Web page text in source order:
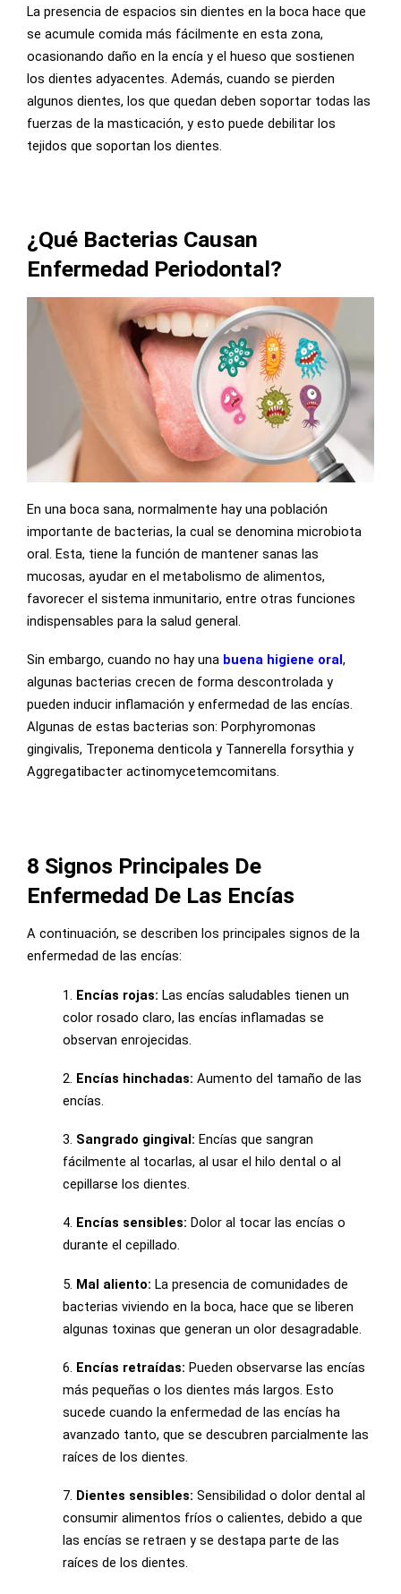
La presencia de espacios sin dientes en la boca hace que
se acumule comida más fácilmente en esta zona,
ocasionando daño en la encía y el hueso que sostienen
los dientes adyacentes. Además, cuando se pierden
algunos dientes, los que quedan deben soportar todas las
fuerzas de la masticación, y esto puede debilitar los
tejidos que soportan los dientes.
¿Qué Bacterias Causan
Enfermedad Periodontal?
En una boca sana, normalmente hay una población
importante de bacterias, la cual se denomina microbiota
oral. Esta, tiene la función de mantener sanas las
mucosas, ayudar en el metabolismo de alimentos,
favorecer el sistema inmunitario, entre otras funciones
indispensables para la salud general.
Sin embargo, cuando no hay una buena higiene oral ,
algunas bacterias crecen de forma descontrolada y
pueden inducir inflamación y enfermedad de las encías.
Algunas de estas bacterias son: Porphyromonas
gingivalis, Treponema denticola y Tannerella forsythia y
Aggregatibacter actinomycetemcomitans.
8 Signos Principales De
Enfermedad De Las Encías
A continuación, se describen los principales signos de la
enfermedad de las encías:
1. Encías rojas: Las encías saludables tienen un
color rosado claro, las encías inflamadas se
observan enrojecidas.
2. Encías hinchadas: Aumento del tamaño de las
encías.
3. Sangrado gingival: Encías que sangran
fácilmente al tocarlas, al usar el hilo dental o al
cepillarse los dientes.
4. Encías sensibles: Dolor al tocar las encías o
durante el cepillado.
5. Mal aliento: La presencia de comunidades de
bacterias viviendo en la boca, hace que se liberen
algunas toxinas que generan un olor desagradable.
6. Encías retraídas: Pueden observarse las encías
más pequeñas o los dientes más largos. Esto
sucede cuando la enfermedad de las encías ha
avanzado tanto, que se descubren parcialmente las
raíces de los dientes.
7. Dientes sensibles: Sensibilidad o dolor dental al
consumir alimentos fríos o calientes, debido a que
las encías se retraen y se destapa parte de las
raíces de los dientes.